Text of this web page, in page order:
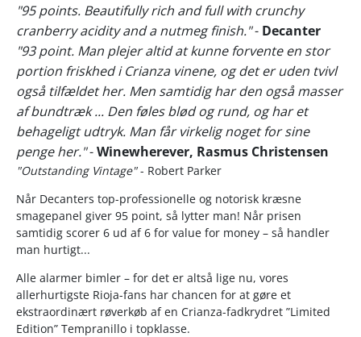
"95 points. Beautifully rich and full with crunchy
cranberry acidity and a nutmeg finish."- Decanter
"93 point. Man plejer altid at kunne forvente en stor
portion friskhed i Crianza vinene, og det er uden tvivl
også tilfældet her. Men samtidig har den også masser
af bundtræk ... Den føles blød og rund, og har et
behageligt udtryk. Man får virkelig noget for sine
penge her."-Winewherever, Rasmus Christensen
"Outstanding Vintage"- Robert Parker
Når Decanters top-professionelle og notorisk kræsne
smagepanel giver 95 point, så lytter man! Når prisen
samtidig scorer 6 ud af 6 for value for money – så handler
man hurtigt...
Alle alarmer bimler – for det er altså lige nu, vores
allerhurtigste Rioja-fans har chancen for at gøre et
ekstraordinært røverkøb af en Crianza-fadkrydret ”Limited
Edition” Tempranillo i topklasse.